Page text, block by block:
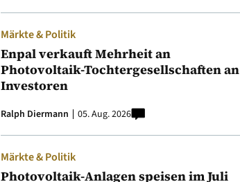
Märkte & Politik
Enpal verkauft Mehrheit an
Photovoltaik-Tochtergesellschaften an
Investoren
Ralph Diermann 05. Aug. 2026
Märkte & Politik
Photovoltaik-Anlagen speisen im Juli